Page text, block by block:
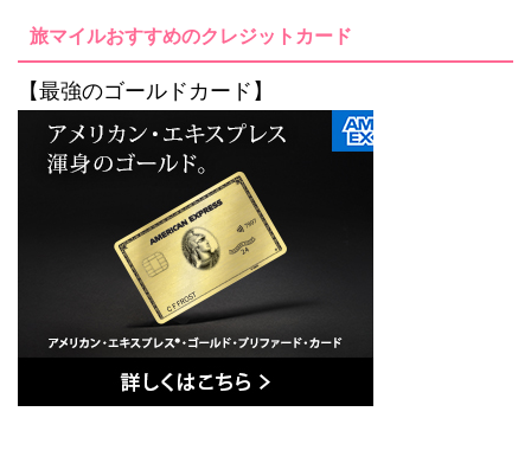
旅マイルおすすめのクレジットカード
【最強のゴールドカード】